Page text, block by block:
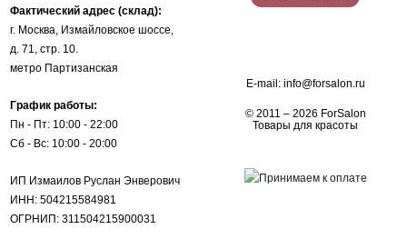
Фактический адрес (склад):
г. Москва, Измайловское шоссе,
д. 71, стр. 10.
метро Партизанская
График работы:
Пн - Пт: 10:00 - 22:00
Сб - Вс: 10:00 - 20:00
ИП Измаилов Руслан Энверович
ИНН: 504215584981
ОГРНИП: 311504215900031
E-mail: info@forsalon.ru
© 2011 – 2026 ForSalon
Товары для красоты